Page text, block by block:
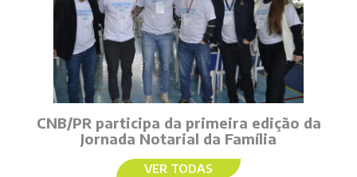
CNB/PR participa da primeira edição da
Jornada Notarial da Família
VER TODAS